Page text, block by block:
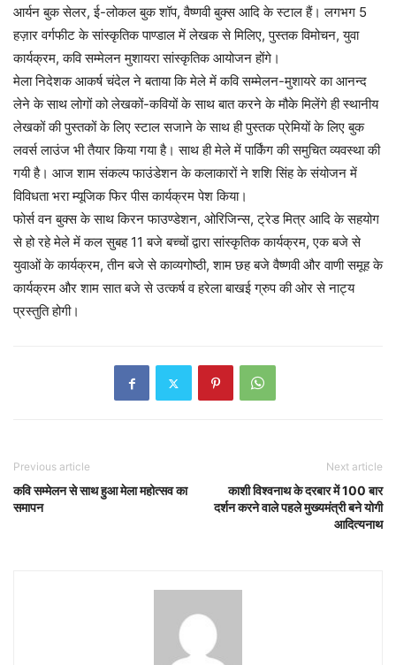
आर्यन बुक सेलर, ई-लोकल बुक शॉप, वैष्णवी बुक्स आदि के स्टाल हैं। लगभग 5
हज़ार वर्गफीट के सांस्कृतिक पाण्डाल में लेखक से मिलिए, पुस्तक विमोचन, युवा
कार्यक्रम, कवि सम्मेलन मुशायरा सांस्कृतिक आयोजन होंगे।
मेला निदेशक आकर्ष चंदेल ने बताया कि मेले में कवि सम्मेलन-मुशायरे का आनन्द
लेने के साथ लोगों को लेखकों-कवियों के साथ बात करने के मौके मिलेंगे ही स्थानीय
लेखकों की पुस्तकों के लिए स्टाल सजाने के साथ ही पुस्तक प्रेमियों के लिए बुक
लवर्स लाउंज भी तैयार किया गया है। साथ ही मेले में पार्किंग की समुचित व्यवस्था की
गयी है। आज शाम संकल्प फाउंडेशन के कलाकारों ने शशि सिंह के संयोजन में
विविधता भरा म्यूजिक फिर पीस कार्यक्रम पेश किया।
फोर्स वन बुक्स के साथ किरन फाउण्डेशन, ओरिजिन्स, ट्रेड मित्र आदि के सहयोग
से हो रहे मेले में कल सुबह 11 बजे बच्चों द्वारा सांस्कृतिक कार्यक्रम, एक बजे से
युवाओं के कार्यक्रम, तीन बजे से काव्यगोष्ठी, शाम छह बजे वैष्णवी और वाणी समूह के
कार्यक्रम और शाम सात बजे से उत्कर्ष व हरेला बाखई ग्रुप की ओर से नाट्य
प्रस्तुति होगी।
Previous article
कवि सम्मेलन से साथ हुआ मेला महोत्सव का
समापन
Next article
काशी विश्वनाथ के दरबार में 100 बार
दर्शन करने वाले पहले मुख्यमंत्री बने योगी
आदित्यनाथ